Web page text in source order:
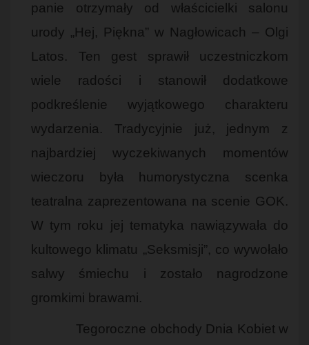
panie otrzymały od właścicielki salonu
urody „Hej, Piękna” w Nagłowicach – Olgi
Latos. Ten gest sprawił uczestniczkom
wiele radości i stanowił dodatkowe
podkreślenie wyjątkowego charakteru
wydarzenia. Tradycyjnie już, jednym z
najbardziej wyczekiwanych momentów
wieczoru była humorystyczna scenka
teatralna zaprezentowana na scenie GOK.
W tym roku jej tematyka nawiązywała do
kultowego klimatu „Seksmisji”, co wywołało
salwy śmiechu i zostało nagrodzone
gromkimi brawami.
Tegoroczne obchody Dnia Kobiet w